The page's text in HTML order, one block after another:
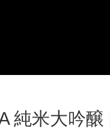
純米大吟